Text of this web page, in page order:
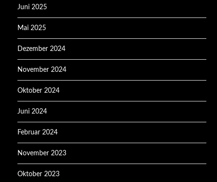
Juni 2025
Mai 2025
Dezember 2024
November 2024
Oktober 2024
Juni 2024
Februar 2024
November 2023
Oktober 2023